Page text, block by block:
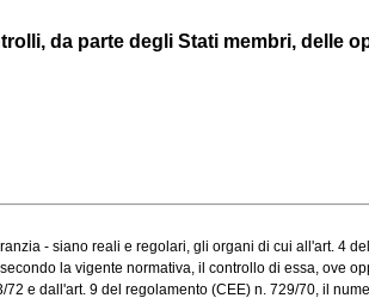
da parte degli Stati membri, delle
- siano reali e regolari, gli organi di cui all'art. 4
la vigente normativa, il controllo di essa, ove
e dall'art. 9 del regolamento (CEE) n. 729/70, il